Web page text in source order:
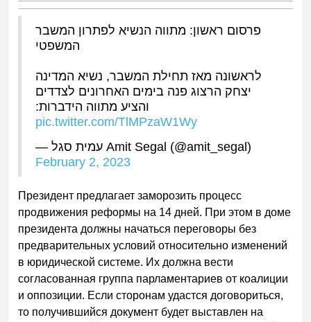
פרסום ראשון: מתווה הנשיא לפתרון המשבר
המשפטי
לראשונה מאז תחילת המשבר, נשיא המדינה
יצחק הרצוג פנה בימים האחרונים לצדדים
והציע מתווה הידברות:
pic.twitter.com/TlMPzaW1Wy
— עמית סגל Amit Segal (@amit_segal)
February 2, 2023
Президент предлагает заморозить процесс
продвижения реформы на 14 дней. При этом в доме
президента должны начаться переговоры без
предварительных условий относительно изменений
в юридической системе. Их должна вести
согласованная группа парламентариев от коалиции
и оппозиции. Если сторонам удастся договориться,
то получившийся документ будет выставлен на